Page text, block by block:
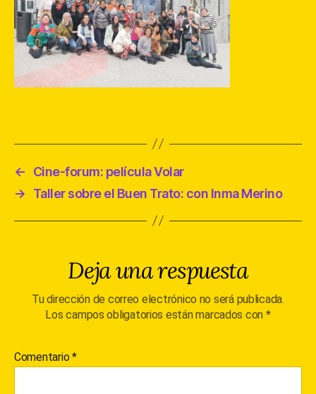
←
Cine-forum: película Volar
→
Taller sobre el Buen Trato: con Inma Merino
Deja una respuesta
Tu dirección de correo electrónico no será publicada.
Los campos obligatorios están marcados con *
Comentario*